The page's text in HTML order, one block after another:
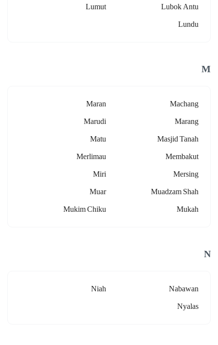
Lubok Antu
Lumut
Lundu
M
Machang
Maran
Marang
Marudi
Masjid Tanah
Matu
Membakut
Merlimau
Mersing
Miri
Muadzam Shah
Muar
Mukah
Mukim Chiku
N
Nabawan
Niah
Nyalas